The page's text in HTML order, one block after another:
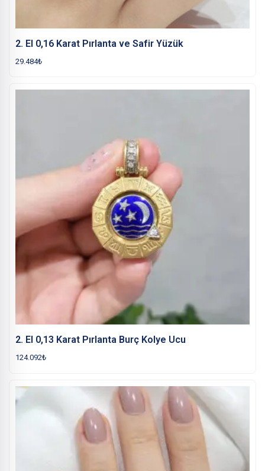
2. El 0,16 Karat Pırlanta ve Safir Yüzük
29.484₺
2. El 0,13 Karat Pırlanta Burç Kolye Ucu
124.092₺